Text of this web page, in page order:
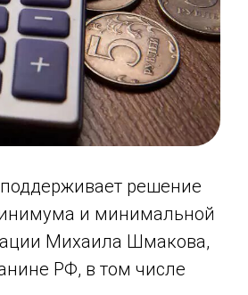
решение
и минимальной
Михаила Шмакова,
РФ, в том числе